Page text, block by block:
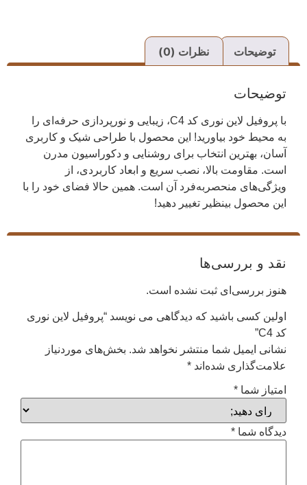
توضیحات نظرات (0)
توضیحات
با پروفیل لاین نوری کد C4، زیبایی و نورپردازی حرفه‌ای را
به محیط خود بیاورید! این محصول با طراحی شیک و کاربری
آسان، بهترین انتخاب برای روشنایی و دکوراسیون مدرن
است. مقاومت بالا، نصب سریع و ابعاد کاربردی، از
ویژگی‌های منحصربه‌فرد آن است. همین حالا فضای خود را با
این محصول بینظیر تغییر دهید!
نقد و بررسی‌ها
هنوز بررسی‌ای ثبت نشده است.
اولین کسی باشید که دیدگاهی می نویسد “پروفیل لاین نوری
کد C4”
نشانی ایمیل شما منتشر نخواهد شد. بخش‌های موردنیاز
علامت‌گذاری شده‌اند *
امتیاز شما *
دیدگاه شما *